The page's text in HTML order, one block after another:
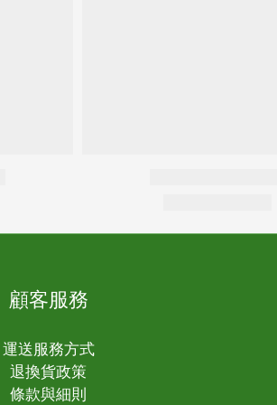
顧客服務
運送服務方式
退換貨政策
條款與細則